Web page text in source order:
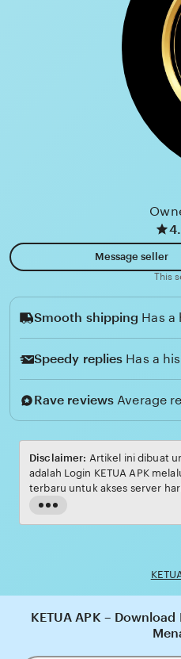
Message seller
This
Smooth shipping Has
Speedy replies Has a
Rave reviews Average
Read
the
Disclaimer:
adalah Login KETUA APK
terbaru untuk akses server
KETUA APK –